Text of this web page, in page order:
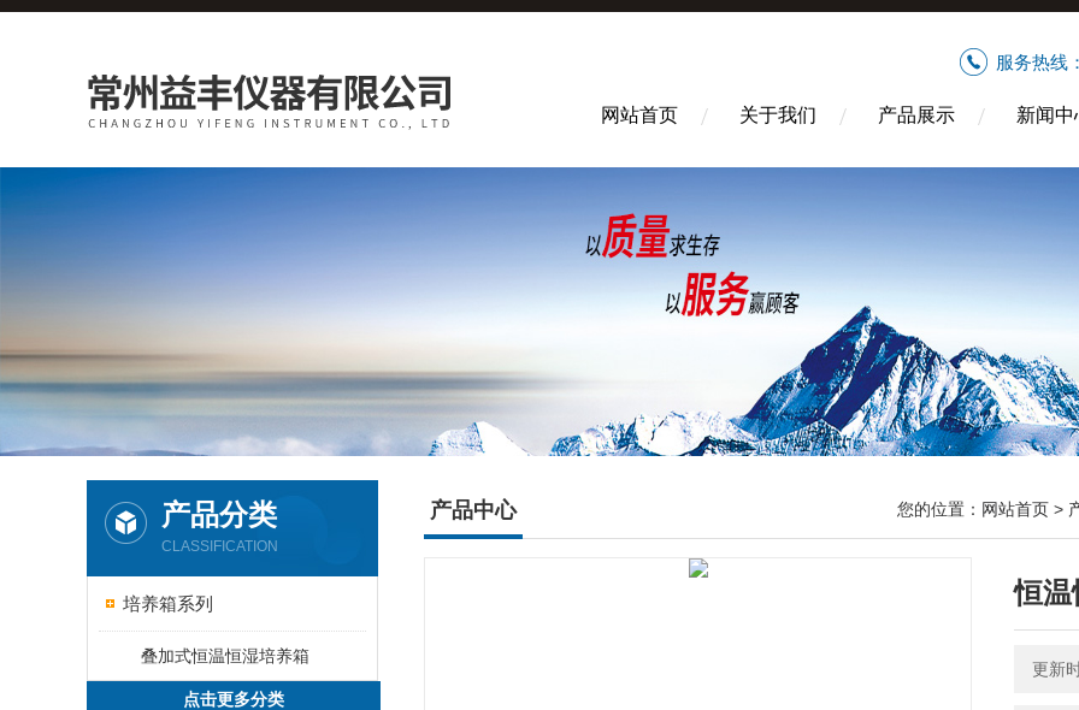
服务热线
网站首页 关于我们 产品展示 新闻中
产品分类
CLASSIFICATION
培养箱系列
叠加式恒温恒湿培养箱
点击更多分类
产品中心 您的位置： 网站首页 >
恒温
更新